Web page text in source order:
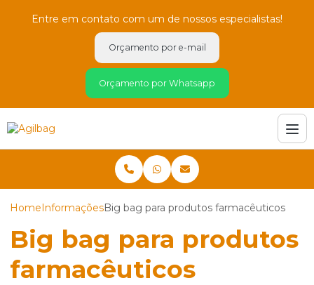
Entre em contato com um de nossos especialistas!
Orçamento por e-mail
Orçamento por Whatsapp
HomeInformaçõesBig bag para produtos farmacêuticos
Big bag para produtos
farmacêuticos